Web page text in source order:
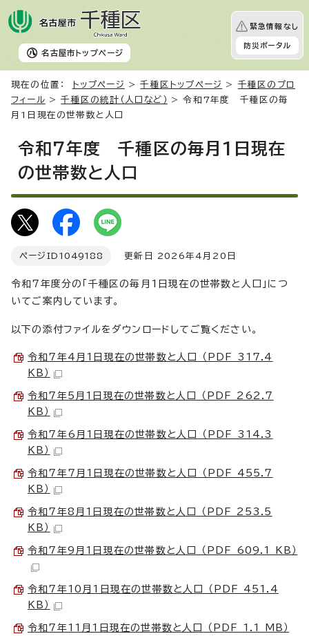
名古屋市 トップページ
緊急情報なし
防災ポータル
現在の位置： トップページ >千種区トップページ > 千種区のプロ
フィール >千種区の統計（人口など）
> 令和7年度 千種区の毎
月1日現在の世帯数と人口
令和7年度 千種区の毎月1日現在
の世帯数と人口
ページID 1049188 更新日 2026年4月20日
令和7年度分の「千種区の毎月1日現在の世帯数と人口」につ
いてご案内しています。
以下の添付ファイルをダウンロードしてご覧ください。
令和7年4月1日現在の世帯数と人口 （PDF 317.4
KB）
令和7年5月1日現在の世帯数と人口 （PDF 262.7
KB）
令和7年6月1日現在の世帯数と人口 （PDF 314.3
KB）
令和7年7月1日現在の世帯数と人口 （PDF 455.7
KB）
令和7年8月1日現在の世帯数と人口 （PDF 253.5
KB）
令和7年9月1日現在の世帯数と人口 （PDF 609.1 KB）
令和7年10月1日現在の世帯数と人口 （PDF 451.4
KB）
令和7年11月1日現在の世帯数と人口 （PDF 1.1 MB）